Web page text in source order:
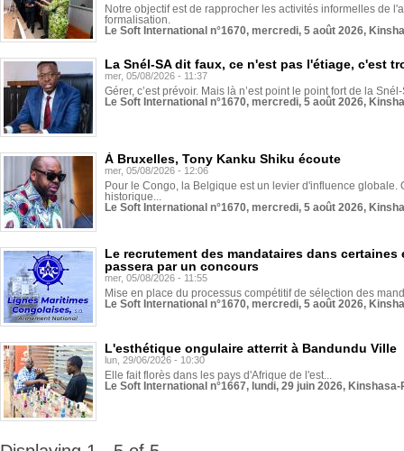
Notre objectif est de rapprocher les activités informelles de
formalisation.
Le Soft International n°1670, mercredi, 5 août 2026,
La Snél-SA dit faux, ce n'est pas l'étiage, c'est
mer, 05/08/2026 - 11:37
Gérer, c’est prévoir. Mais là n’est point le point fort de la
Le Soft International n°1670, mercredi, 5 août 2026,
À Bruxelles, Tony Kanku Shiku écoute
mer, 05/08/2026 - 12:06
Pour le Congo, la Belgique est un levier d'influence globale.
historique...
Le Soft International n°1670, mercredi, 5 août 2026,
Le recrutement des mandataires dans
passera par un concours
mer, 05/08/2026 - 11:55
Mise en place du processus compétitif de sélection des
Le Soft International n°1670, mercredi, 5 août 2026,
L'esthétique ongulaire atterrit à Bandundu Ville
lun, 29/06/2026 - 10:30
Elle fait florès dans les pays d'Afrique de l'est...
Le Soft International n°1667, lundi, 29 juin 2026,